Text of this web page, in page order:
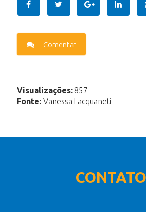
Comentar
Visualizações:857
Fonte:Vanessa Lacquaneti
CONTATO